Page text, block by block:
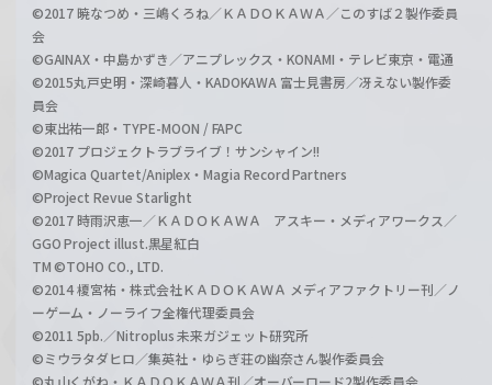
©2017 暁なつめ・三嶋くろね／ＫＡＤＯＫＡＷＡ／このすば２製作委員
会
©GAINAX・中島かずき／アニプレックス・KONAMI・テレビ東京・電通
©2015丸戸史明・深崎暮人・KADOKAWA 富士見書房／冴えない製作委
員会
©東出祐一郎・TYPE-MOON / FAPC
©2017 プロジェクトラブライブ！サンシャイン!!
©Magica Quartet/Aniplex・Magia Record Partners
©Project Revue Starlight
©2017 時雨沢恵一／ＫＡＤＯＫＡＷＡ アスキー・メディアワークス／
GGO Project illust.黒星紅白
TM ©TOHO CO., LTD.
©2014 榎宮祐・株式会社ＫＡＤＯＫＡＷＡ メディアファクトリー刊／ノ
ーゲーム・ノーライフ全権代理委員会
©2011 5pb.／Nitroplus 未来ガジェット研究所
©ミウラタダヒロ／集英社・ゆらぎ荘の幽奈さん製作委員会
©丸山くがね・ＫＡＤＯＫＡＷＡ刊／オーバーロード2製作委員会